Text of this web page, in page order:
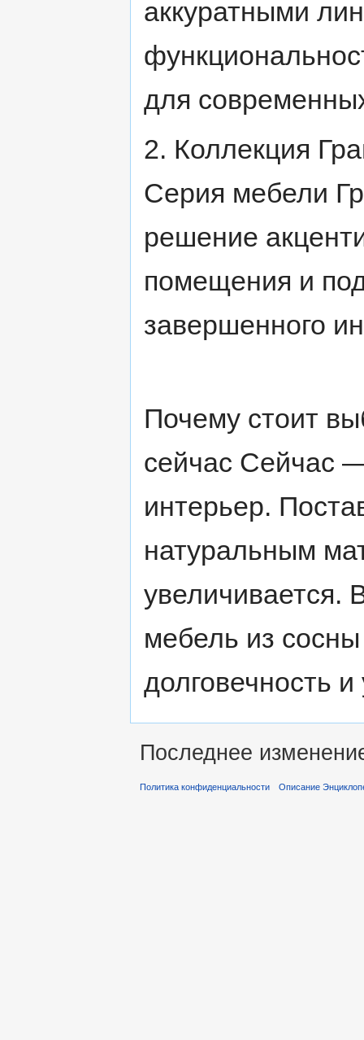
аккуратными
для
2. Коллекция
Серия мебели
решение
помещения и
завершенного
Почему стоит
сейчас Сейчас
интерьер.
натуральным
увеличивается.
мебель из
долговечность и
Последнее
Политика конфиденциальности Описание